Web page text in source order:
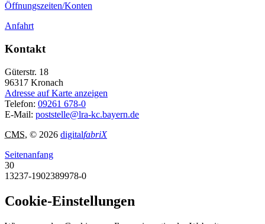
Öffnungszeiten/Konten
Anfahrt
Kontakt
Güterstr. 18
96317 Kronach
Adresse auf Karte anzeigen
Telefon: 09261 678-0
E-Mail: poststelle@lra-kc.bayern.de
CMS, © 2026 digitalfabriX
Seitenanfang
30
13237-1902389978-0
Cookie-Einstellungen